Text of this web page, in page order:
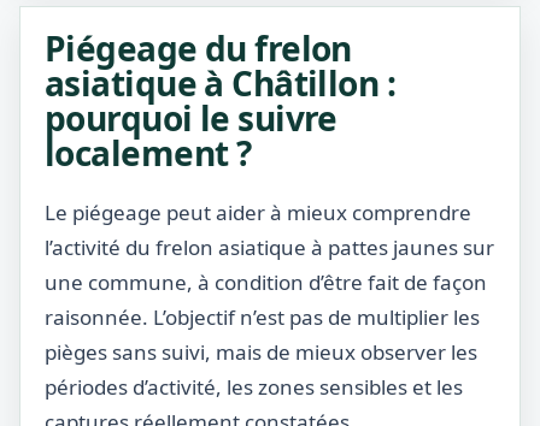
Piégeage du frelon
asiatique à Châtillon :
pourquoi le suivre
localement ?
Le piégeage peut aider à mieux comprendre
l’activité du frelon asiatique à pattes jaunes sur
une commune, à condition d’être fait de façon
raisonnée. L’objectif n’est pas de multiplier les
pièges sans suivi, mais de mieux observer les
périodes d’activité, les zones sensibles et les